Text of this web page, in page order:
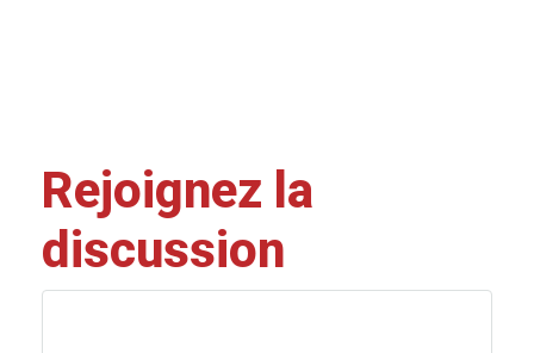
Rejoignez la
discussion